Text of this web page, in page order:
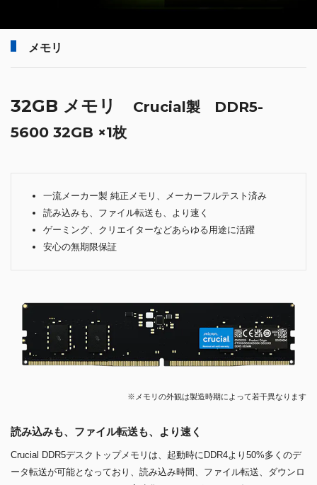
メモリ
32GB メモリ
Crucial製 DDR5-
5600 32GB ×1枚
一流メーカー製 純正メモリ、メーカーフルテスト済み
読み込みも、ファイル転送も、より速く
ゲーミング、クリエイターなどあらゆる用途に活躍
安心の無期限保証
※メモリの外観は製造時期によって若干異なります
読み込みも、ファイル転送も、より速く
Crucial DDR5デスクトップメモリは、起動時にDDR4より50%多くのデ
ータ転送が可能となっており、読み込み時間、ファイル転送、ダウンロ